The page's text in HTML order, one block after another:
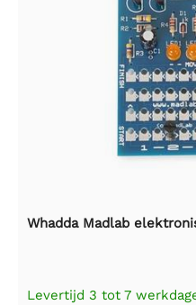
Whadda Madlab
Levertijd 3 tot 7